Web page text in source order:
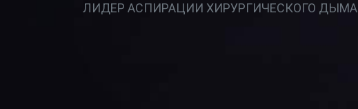
ЛИДЕР АСПИРАЦИИ ХИРУРГИЧЕСКОГО ДЫМА